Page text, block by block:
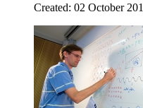
Created: 02 October